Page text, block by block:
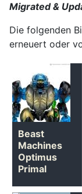
Migrated &
Die folgenden
erneuert oder
Beast
Machines
Optimus
Primal